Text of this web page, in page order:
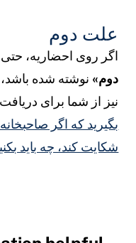
علت دوم
اگر روی احضاریه، حتی
دوم»نوشته شده باشد،
نیز از شما برای دریافت
بگیرید که اگر صاحبخانه
شکایت کند، چه باید بکنید.